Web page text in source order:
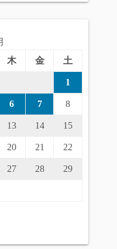
木 金 土
1
6 7 8
13 14 15
20 21 22
27 28 29